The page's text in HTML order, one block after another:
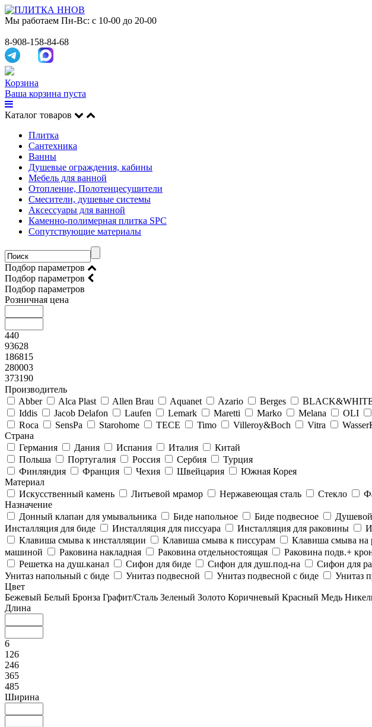
Мы работаем Пн-Вс: с 10-00 до 20-00
8-908-158-84-68
Корзина
Ваша корзина пуста
Каталог товаров
Плитка
Сантехника
Ванны
Душевые ограждения, кабины
Мебель для ванной
Отопление, Полотенцесушители
Смесители, душевые системы
Аксессуары для ванной
Каменно-полимерная плитка SPC
Сопутствующие материалы
Подбор параметров
Подбор параметров
Подбор параметров
Розничная цена
440
93628
186815
280003
373190
Производитель
Abber
Alca Plast Allen Brau Aquanet Azario Berges
Iddis
Jacob Delafon Laufen Lemark Maretti Marko Melana OLI
Roca
SensPa Starohome TECE Timo Villeroy&Boсh Vitra
Страна
Германия
Дания Испания Италия
Китай
Польша
Португалия Россия Сербия
Турция
Финляндия
Франция Чехия Швейцария
Южная Корея
Материал
Искусственный камень
Литьевой мрамор Нержавеющая сталь Стекло
Назначение
Донный клапан для умывальника
Биде напольное Биде подвесное Душевой
Инсталляция для биде
Инсталляция для писсуара Инсталляция для раковины
Клавиша смыва к инсталляции
Клавиша смыва к писсурам Клавиша смыва на
машиной
Раковина накладная Раковина отдельностоящая Раковина подв.+
Решетка на душ.канал
Сифон для биде Сифон для душ.под-на Сифон для
Унитаз напольный с биде
Унитаз подвесной Унитаз подвесной с биде Унитаз
Цвет
Бежевый Белый Бронза Графит/Сталь Зеленый Золото Коричневый Красный Медь
Длина
6
126
246
365
485
Ширина